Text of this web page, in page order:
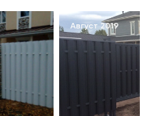
Август 2019